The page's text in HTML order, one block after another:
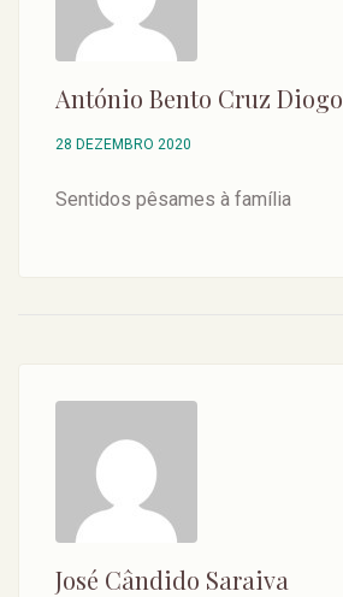
António Bento Cruz Diogo
28 DEZEMBRO 2020
Sentidos pêsames à família
José Cândido Saraiva